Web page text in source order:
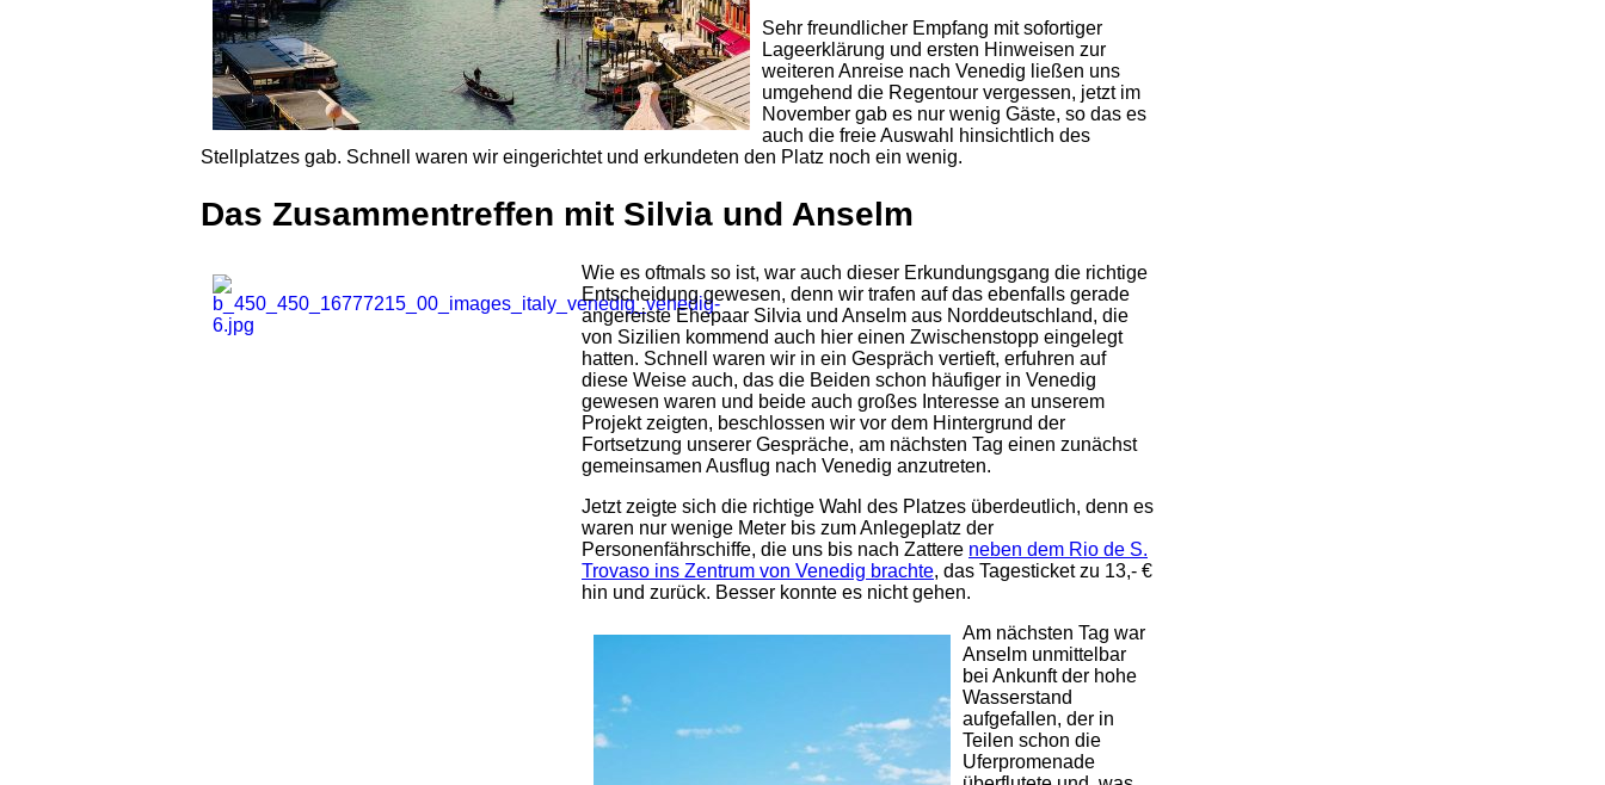
Sehr freundlicher Empfang mit sofortiger
Lageerklärung und ersten Hinweisen zur
weiteren Anreise nach Venedig ließen uns
umgehend die Regentour vergessen, jetzt im
November gab es nur wenig Gäste, so das es
auch die freie Auswahl hinsichtlich des
Stellplatzes gab. Schnell waren wir eingerichtet und erkundeten den Platz noch ein wenig.
Das Zusammentreffen mit Silvia und Anselm
Wie es oftmals so ist, war auch dieser Erkundungsgang die richtige
Entscheidung gewesen, denn wir trafen auf das ebenfalls gerade
angereiste Ehepaar Silvia und Anselm aus Norddeutschland, die
von Sizilien kommend auch hier einen Zwischenstopp eingelegt
hatten. Schnell waren wir in ein Gespräch vertieft, erfuhren auf
diese Weise auch, das die Beiden schon häufiger in Venedig
gewesen waren und beide auch großes Interesse an unserem
Projekt zeigten, beschlossen wir vor dem Hintergrund der
Fortsetzung unserer Gespräche, am nächsten Tag einen zunächst
gemeinsamen Ausflug nach Venedig anzutreten.
Jetzt zeigte sich die richtige Wahl des Platzes überdeutlich, denn es
waren nur wenige Meter bis zum Anlegeplatz der
Personenfährschiffe, die uns bis nach Zattere neben dem Rio de S.
Trovaso ins Zentrum von Venedig brachte, das Tagesticket zu 13,- €
hin und zurück. Besser konnte es nicht gehen.
Am nächsten Tag war
Anselm unmittelbar
bei Ankunft der hohe
Wasserstand
aufgefallen, der in
Teilen schon die
Uferpromenade